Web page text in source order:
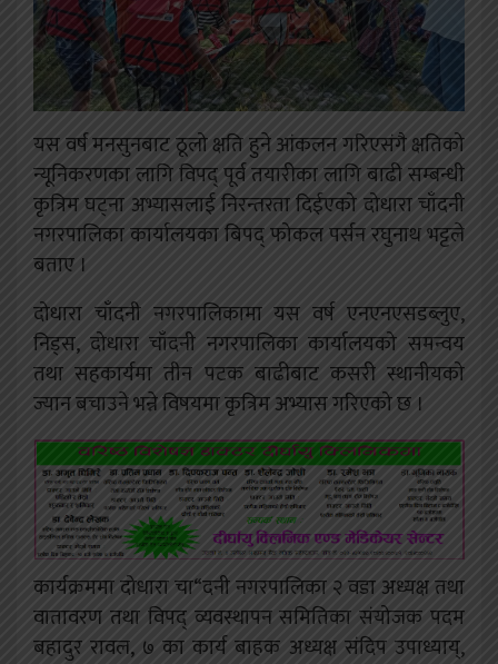
यस वर्ष मनसुनबाट ठूलो क्षति हुने आंकलन गरिएसंगै क्षतिको
न्यूनिकरणका लागि विपद् पूर्व तयारीका लागि बाढी सम्बन्धी
कृत्रिम घट्ना अभ्यासलाई निरन्तरता दिईएको दोधारा चाँदनी
नगरपालिका कार्यालयका बिपद् फोकल पर्सन रघुनाथ भट्टले
बताए ।
दोधारा चाँदनी नगरपालिकामा यस वर्ष एनएनएसडब्लुए,
निड्स, दोधारा चाँदनी नगरपालिका कार्यालयको समन्वय
तथा सहकार्यमा तीन पटक बाढीबाट कसरी स्थानीयको
ज्यान बचाउने भन्ने विषयमा कृत्रिम अभ्यास गरिएको छ ।
कार्यक्रममा दोधारा चा“दनी नगरपालिका २ वडा अध्यक्ष तथा
वातावरण तथा विपद् व्यवस्थापन समितिका संयोजक पदम
बहादुर रावल, ७ का कार्य बाहक अध्यक्ष संदिप उपाध्याय्,